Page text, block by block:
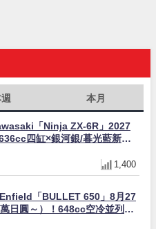
本月
「Ninja ZX-6R」2027
四缸×銀河銀/暮光藍新色
1,400
Enfield「BULLET 650」8月27
日圓～）！648cc空冷並列雙